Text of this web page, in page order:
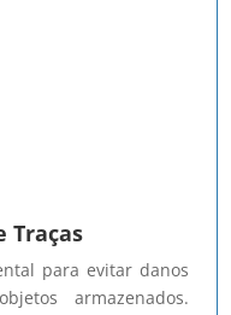
Traças
para evitar danos
armazenados.